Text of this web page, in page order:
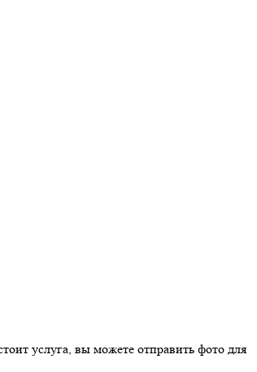
услуга, вы можете отправить фото для